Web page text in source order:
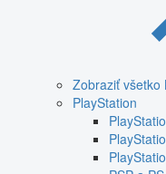
Zobraziť všetko
PlayStation